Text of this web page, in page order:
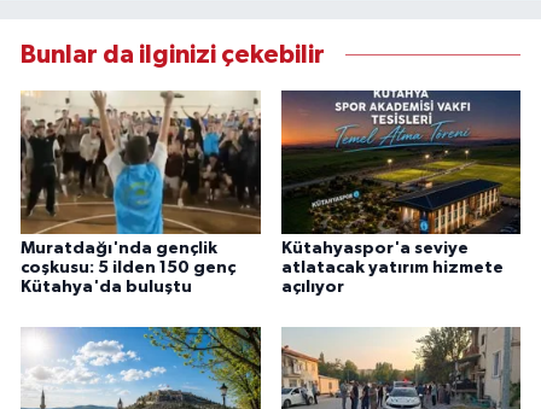
Bunlar da ilginizi çekebilir
Muratdağı'nda gençlik
coşkusu: 5 ilden 150 genç
Kütahya'da buluştu
Kütahyaspor'a seviye
atlatacak yatırım hizmete
açılıyor